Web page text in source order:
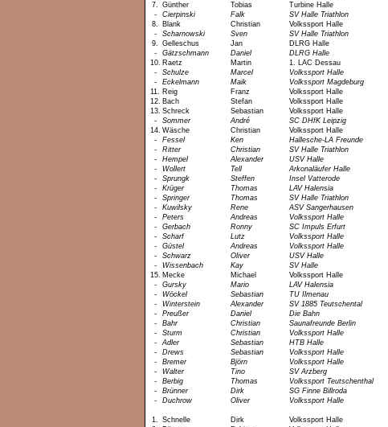
7.
Günther Tobias Turbine Halle
-
Cierpinski Falk SV Halle Triathlon
8.
Blank Christian Volkssport Halle
-
Scharnowski Sven SV Halle Triathlon
9.
Gelleschus Jan DLRG Halle
-
Gätzschmann Daniel DLRG Halle
10. Raetz Martin 1. LAC Dessau
-
Schulze Marcel Volkssport Halle
-
Eckelmann Maik Volkssport Magdeburg
11.
Reig Franz Volkssport Halle
12. Bach Stefan Volkssport Halle
13. Schreck Sebastian Volkssport Halle
-
Sommer André SC DHfK Leipzig
14. Wäsche Christian Volkssport Halle
-
Fessel Ken Hallesche-LA Freunde
-
Ritter Christian SV Halle Triathlon
-
Hempel Alexander USV Halle
-
Wollert Tell Arkonaläufer Halle
-
Sprungk Steffen Insel Vatterode
-
Krüger Thomas LAV Halensia
-
Springer Thomas SV Halle Triathlon
-
Kuwilsky Rene ASV Sangerhausen
-
Peters Andreas Volkssport Halle
-
Gerbach Ronny SC Impuls Erfurt
-
Scharf Lutz Volkssport Halle
-
Güstel Andreas Volkssport Halle
-
Schwarz Oliver USV Halle
-
Wissenbach Kay SV Halle
15. Mecke Michael Volkssport Halle
-
Gursky Mario LAV Halensia
-
Wöckel Sebastian TU Ilmenau
-
Winterstein Alexander SV 1885 Teutschental
-
Preußer Daniel Die Bahn
-
Bahr Christian Saunafreunde Berlin
-
Sturm Christian Volkssport Halle
-
Adler Sebastian HTB Halle
-
Drews Sebastian Volkssport Halle
-
Bremer Björn Volkssport Halle
-
Walter Tino SV Arzberg
-
Berbig Thomas Volkssport Teutschenthal
-
Brünner Dirk SG Finne Billroda
-
Duchrow Oliver Volkssport Halle
1. Schnelle Dirk Volkssport Halle